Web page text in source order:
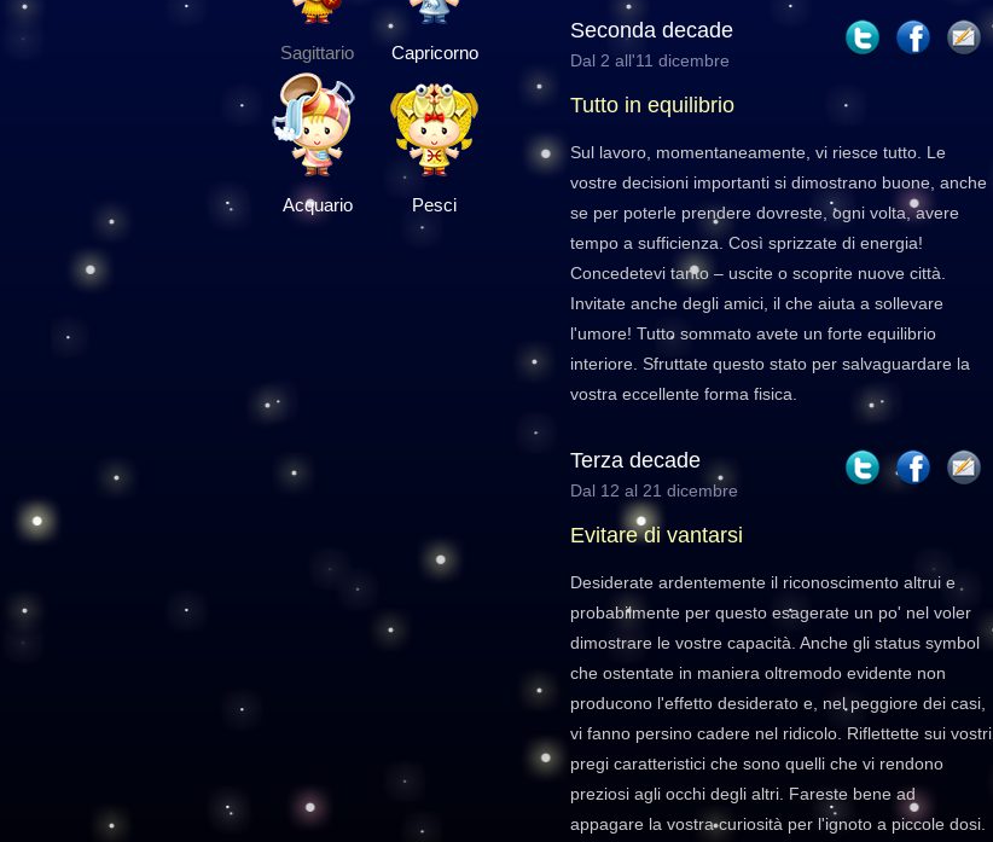
Sagittario Capricorno
Acquario Pesci
Seconda decade
Dal 2 all'11 dicembre
Tutto in equilibrio
Sul lavoro, momentaneamente, vi riesce tutto. Le
vostre decisioni importanti si dimostrano buone, anche
se per poterle prendere dovreste, ogni volta, avere
tempo a sufficienza. Così sprizzate di energia!
Concedetevi tanto – uscite o scoprite nuove città.
Invitate anche degli amici, il che aiuta a sollevare
l'umore! Tutto sommato avete un forte equilibrio
interiore. Sfruttate questo stato per salvaguardare la
vostra eccellente forma fisica.
Terza decade
Dal 12 al 21 dicembre
Evitare di vantarsi
Desiderate ardentemente il riconoscimento altrui e
probabilmente per questo esagerate un po' nel voler
dimostrare le vostre capacità. Anche gli status symbol
che ostentate in maniera oltremodo evidente non
producono l'effetto desiderato e, nel peggiore dei casi,
vi fanno persino cadere nel ridicolo. Riflettette sui vostri
pregi caratteristici che sono quelli che vi rendono
preziosi agli occhi degli altri. Fareste bene ad
appagare la vostra curiosità per l'ignoto a piccole dosi.